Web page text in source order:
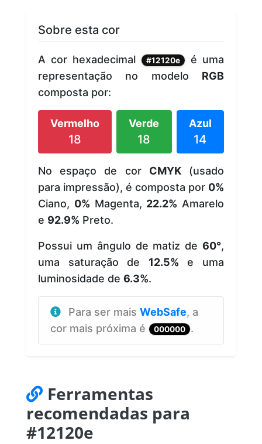
Sobre esta cor
A cor hexadecimal #12120e
é uma
representação no modelo RGB
composta por:
Vermelho
18
Verde
18
Azul
14
No espaço de cor CMYK(usado
para impressão), é composta por 0%
Ciano, 0% Magenta, 22.2% Amarelo
e 92.9% Preto.
Possui um ângulo de matiz de 60°,
uma saturação de 12.5% e uma
luminosidade de 6.3%.
Para ser mais WebSafe, a
cor mais próxima é
000000 .
Ferramentas
recomendadas para
#12120e